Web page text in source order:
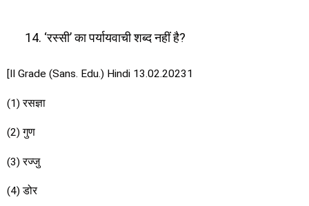
‘रस्सी’ का पर्यायवाची शब्द नहीं है?
[II Grade (Sans. Edu.) Hindi 13.02.20231
(1) रसज्ञा
(2) गुण
(3) रज्जु
(4) डोर